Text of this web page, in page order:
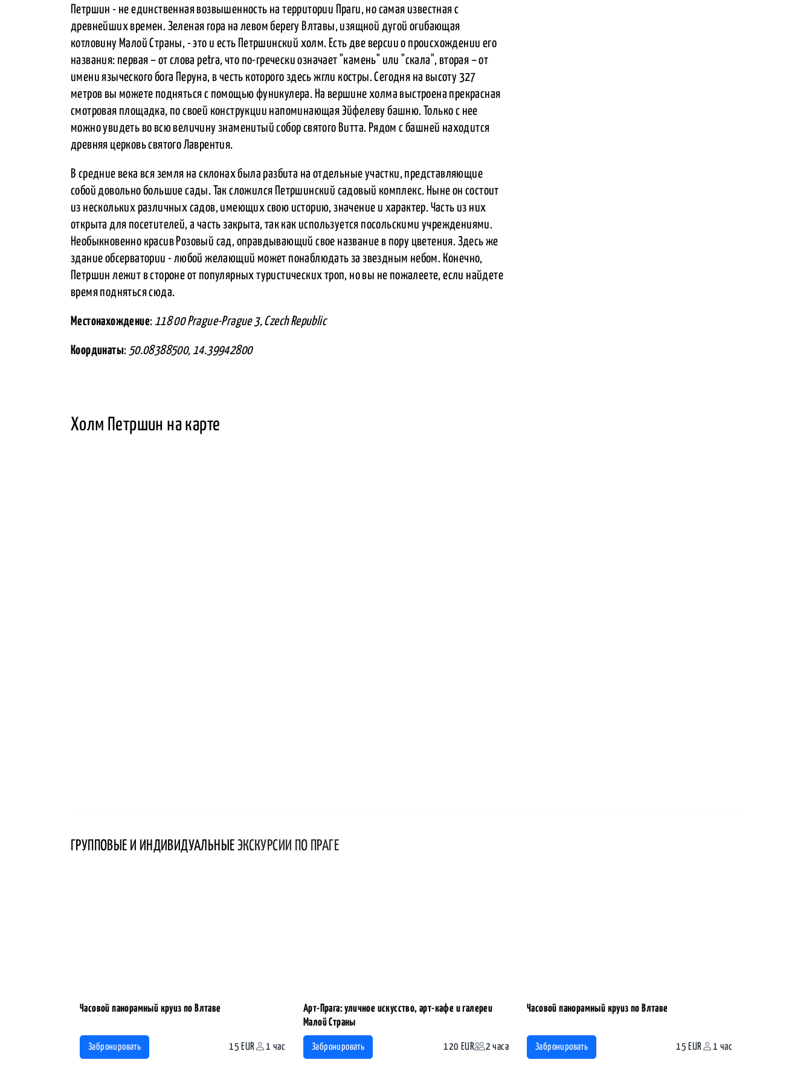
Петршин - не единственная возвышенность на территории Праги, но самая известная с
древнейших времен. Зеленая гора на левом берегу Влтавы, изящной дугой огибающая
котловину Малой Страны, - это и есть Петршинский холм. Есть две версии о происхождении его
названия: первая – от слова petra, что по-гречески означает "камень" или "скала", вторая – от
имени языческого бога Перуна, в честь которого здесь жгли костры. Сегодня на высоту 327
метров вы можете подняться с помощью фуникулера. На вершине холма выстроена прекрасная
смотровая площадка, по своей конструкции напоминающая Эйфелеву башню. Только с нее
можно увидеть во всю величину знаменитый собор святого Витта. Рядом с башней находится
древняя церковь святого Лаврентия.
В средние века вся земля на склонах была разбита на отдельные участки, представляющие
собой довольно большие сады. Так сложился Петршинский садовый комплекс. Ныне он состоит
из нескольких различных садов, имеющих свою историю, значение и характер. Часть из них
открыта для посетителей, а часть закрыта, так как используется посольскими учреждениями.
Необыкновенно красив Розовый сад, оправдывающий свое название в пору цветения. Здесь же
здание обсерватории - любой желающий может понаблюдать за звездным небом. Конечно,
Петршин лежит в стороне от популярных туристических троп, но вы не пожалеете, если найдете
время подняться сюда.
Местонахождение: 118 00 Prague-Prague 3, Czech Republic
Координаты: 50.08388500, 14.39942800
Холм Петршин на карте
ГРУППОВЫЕ И ИНДИВИДУАЛЬНЫЕ ЭКСКУРСИИ ПО ПРАГЕ
Часовой панорамный круиз по Влтаве
Забронировать 15 EUR 1 час
Арт-Прага: уличное искусство, арт-кафе и галереи
Малой Страны
Забронировать 120 EUR 2 часа
Часовой панорамный круиз по Влтаве
Забронировать 15 EUR 1 час